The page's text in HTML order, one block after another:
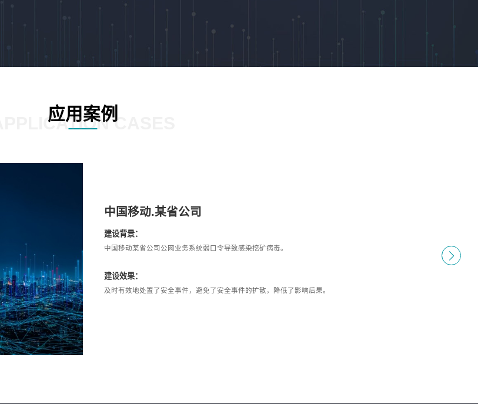
应用案例
APPLICATION CASES
中国移动.某省公司
建设背景：
中国移动某省公司公网业务系统弱口令导致感染挖矿病毒。
建设效果：
及时有效地处置了安全事件，避免了安全事件的扩散，降低了影响后果。